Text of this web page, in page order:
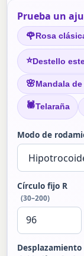
Prueba un
🌹 Rosa
⭐Destello
🌸 Mandala
🕷Telaraña
Modo de
Círculo fijo R
(30–200)
Desplazamiento